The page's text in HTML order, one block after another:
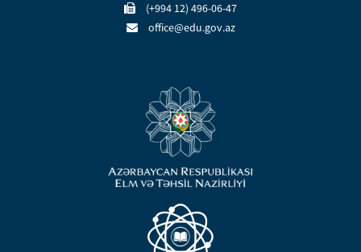
(+994 12) 496-06-47
office@edu.gov.az